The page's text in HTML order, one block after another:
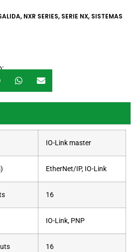
, NXR SERIES, SERIE NX, SISTEMAS
IO-Link master
EtherNet/IP, IO-Link
16
IO-Link, PNP
16